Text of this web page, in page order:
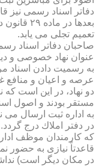
دفاتر اسناد رسمی نیز
تعمیم تجلی می یابد.
صاحبان دفاتر اسناد
عنوان نهاد خصوصی و
به رسمیت دادن اسناد
عرصه و اعیان و منافع
دو نهاد، در این است
مستقر بودند و اصول
به اداره ثبت ارسال می
در دفتر املاك درج
كه كارمندان موظف
قاعدتاً نیازی به حضور
در مكان دیگر است)